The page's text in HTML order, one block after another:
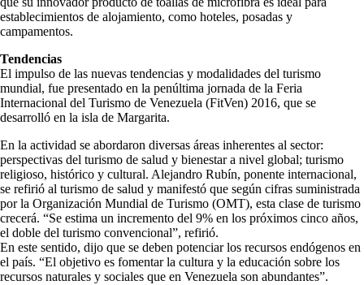
establecimientos de alojamiento, como hoteles, posadas y
campamentos.
Tendencias
El impulso de las nuevas tendencias y modalidades del turismo
mundial, fue presentado en la penúltima jornada de la Feria
Internacional del Turismo de Venezuela (FitVen) 2016, que se
desarrolló en la isla de Margarita.
En la actividad se abordaron diversas áreas inherentes al sector:
perspectivas del turismo de salud y bienestar a nivel global; turismo
religioso, histórico y cultural. Alejandro Rubín, ponente internacional,
se refirió al turismo de salud y manifestó que según cifras suministrada
por la Organización Mundial de Turismo (OMT), esta clase de turismo
crecerá. “Se estima un incremento del 9% en los próximos cinco años,
el doble del turismo convencional”, refirió.
En este sentido, dijo que se deben potenciar los recursos endógenos en
el país. “El objetivo es fomentar la cultura y la educación sobre los
recursos naturales y sociales que en Venezuela son abundantes”.